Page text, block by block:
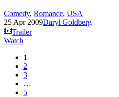
Comedy, Romance, USA
25 Apr 2009Daryl Goldberg
Trailer
Watch
1
2
3
…
5